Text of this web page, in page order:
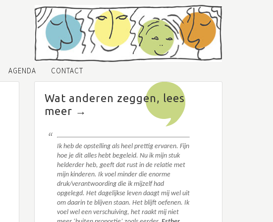
AGENDA CONTACT
Wat anderen zeggen, lees
meer →
Ik heb de opstelling als heel prettig ervaren. Fijn
hoe je dit alles hebt begeleid. Nu ik mijn stuk
helderder heb, geeft dat rust in de relatie met
mijn kinderen. Ik voel minder die enorme
druk/verantwoording die ik mijzelf had
opgelegd. Het dagelijkse leven daagt mij wel uit
om daarin te blijven staan. Het blijft oefenen. Ik
voel wel een verschuiving, het raakt mij niet